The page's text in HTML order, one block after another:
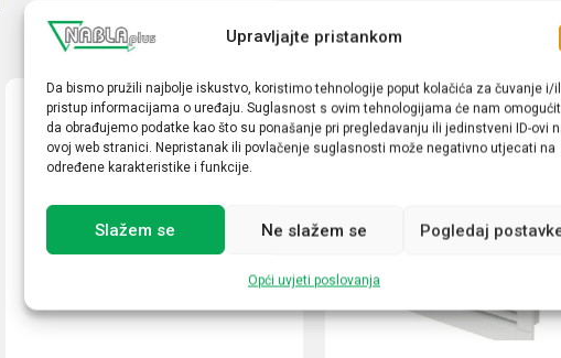
Upravljajte pristankom
Da bismo pružili najbolje iskustvo, koristimo tehnologije poput kolačića za čuvanje i/
pristup informacijama o uređaju. Suglasnost s ovim tehnologijama će nam
da obrađujemo podatke kao što su ponašanje pri pregledavanju ili jedinstveni ID-ovi
ovoj web stranici. Nepristanak ili povlačenje suglasnosti može negativno utjecati na
određene karakteristike i funkcije.
Slažem se Ne slažem se Pogledaj
Opći uvjeti poslovanja